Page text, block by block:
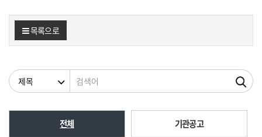
목록으로
검색조건 검색어
전체 기관공고